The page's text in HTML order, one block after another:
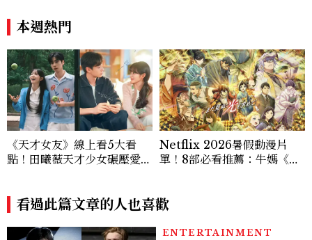
讓敵人成為朋友。」
本週熱門
《天才女友》線上看5大看
點！田曦薇天才少女碾壓愛因
Netflix 2026暑假動漫片
單！8部必看推薦：牛媽《黃
看過此篇文章的人也喜歡
ENTERTAINMENT